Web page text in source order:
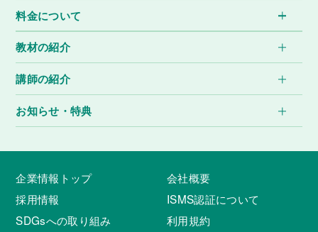
料金について
教材の紹介
講師の紹介
お知らせ・特典
企業情報トップ
会社概要
採用情報
ISMS認証について
SDGsへの取り組み
利用規約